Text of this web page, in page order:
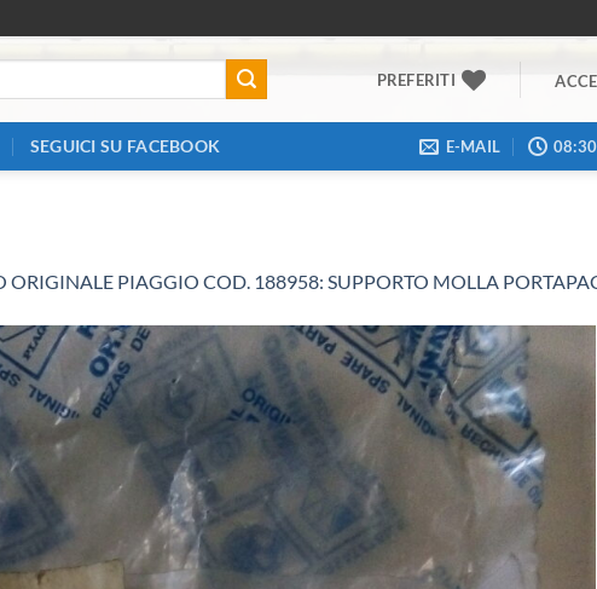
PREFERITI
SEGUICI SU FACEBOOK E-MAIL
ORIGINALE PIAGGIO COD. 188958: SUPPORTO MOLLA